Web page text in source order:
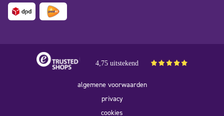
4,75 uitstekend
algemene voorwaarden
privacy
cookies